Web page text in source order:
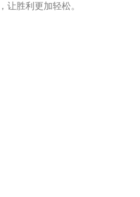
让胜利更加轻松。